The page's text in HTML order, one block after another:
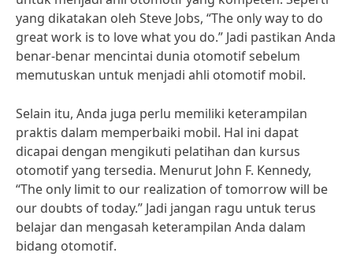
yang dikatakan oleh Steve Jobs, “The only way to do
great work is to love what you do.” Jadi pastikan Anda
benar-benar mencintai dunia otomotif sebelum
memutuskan untuk menjadi ahli otomotif mobil.
Selain itu, Anda juga perlu memiliki keterampilan
praktis dalam memperbaiki mobil. Hal ini dapat
dicapai dengan mengikuti pelatihan dan kursus
otomotif yang tersedia. Menurut John F. Kennedy,
“The only limit to our realization of tomorrow will be
our doubts of today.” Jadi jangan ragu untuk terus
belajar dan mengasah keterampilan Anda dalam
bidang otomotif.